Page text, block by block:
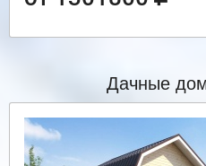
Дачные